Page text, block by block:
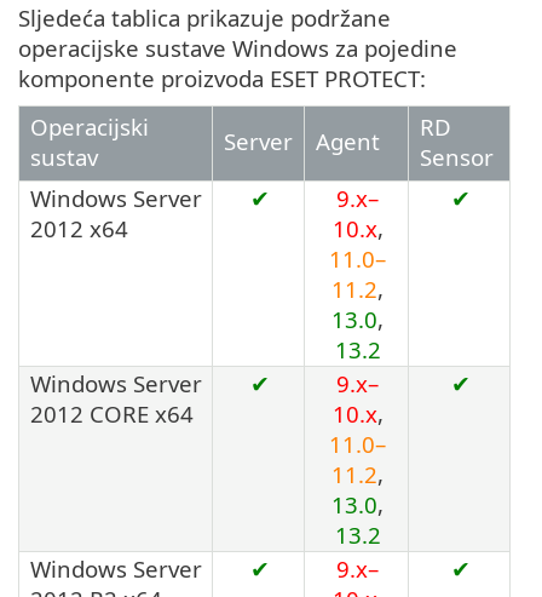
Sljedeća tablica prikazuje podržane
operacijske sustave Windows za pojedine
komponente proizvoda ESET PROTECT:
Operacijski
sustav
Server Agent
RD
Sensor
Windows Server
2012 x64
✔
9.x–
10.x,
11.0–
11.2,
13.0,
13.2
✔
Windows Server
2012 CORE x64
✔
9.x–
10.x,
11.0–
11.2,
13.0,
13.2
✔
Windows Server
✔
9.x–
✔